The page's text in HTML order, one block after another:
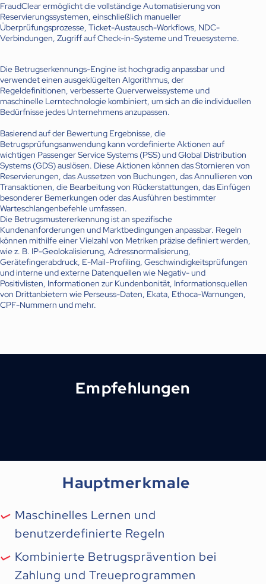
FraudClear ermöglicht die vollständige Automatisierung von
Reservierungssystemen, einschließlich manueller
Überprüfungsprozesse, Ticket-Austausch-Workflows, NDC-
Verbindungen, Zugriff auf Check-in-Systeme und Treuesysteme.
Die Betrugserkennungs-Engine ist hochgradig anpassbar und
verwendet einen ausgeklügelten Algorithmus, der
Regeldefinitionen, verbesserte Querverweissysteme und
maschinelle Lerntechnologie kombiniert, um sich an die individuellen
Bedürfnisse jedes Unternehmens anzupassen.
Basierend auf der Bewertung Ergebnisse, die
Betrugsprüfungsanwendung kann vordefinierte Aktionen auf
wichtigen Passenger Service Systems (PSS) und Global Distribution
Systems (GDS) auslösen. Diese Aktionen können das Stornieren von
Reservierungen, das Aussetzen von Buchungen, das Annullieren von
Transaktionen, die Bearbeitung von Rückerstattungen, das Einfügen
besonderer Bemerkungen oder das Ausführen bestimmter
Warteschlangenbefehle umfassen.
Die Betrugsmustererkennung ist an spezifische
Kundenanforderungen und Marktbedingungen anpassbar. Regeln
können mithilfe einer Vielzahl von Metriken präzise definiert werden,
wie z. B. IP-Geolokalisierung, Adressnormalisierung,
Gerätefingerabdruck, E-Mail-Profiling, Geschwindigkeitsprüfungen
und interne und externe Datenquellen wie Negativ- und
Positivlisten, Informationen zur Kundenbonität, Informationsquellen
von Drittanbietern wie Perseuss-Daten, Ekata, Ethoca-Warnungen,
CPF-Nummern und mehr.
Empfehlungen
Hauptmerkmale
Maschinelles Lernen und
benutzerdefinierte Regeln
Kombinierte Betrugsprävention bei
Zahlung und Treueprogrammen